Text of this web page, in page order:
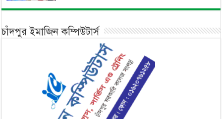
চাঁদপুর ইমাজিন কম্পিউটার্স